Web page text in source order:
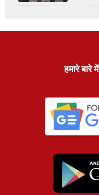
हमारे बारे में